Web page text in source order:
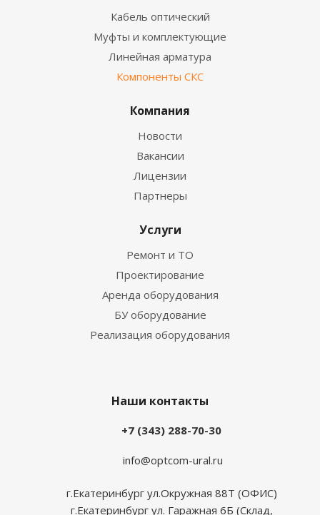
Кабель оптический
Муфты и комплектующие
Линейная арматура
Компоненты СКС
Компания
Новости
Вакансии
Лицензии
Партнеры
Услуги
Ремонт и ТО
Проектирование
Аренда оборудования
БУ оборудование
Реализация оборудования
Наши контакты
+7 (343) 288-70-30
info@optcom-ural.ru
г.Екатеринбург ул.Окружная 88Т (ОФИС)
г.Екатеринбург ул. Гаражная 6Б (Склад,